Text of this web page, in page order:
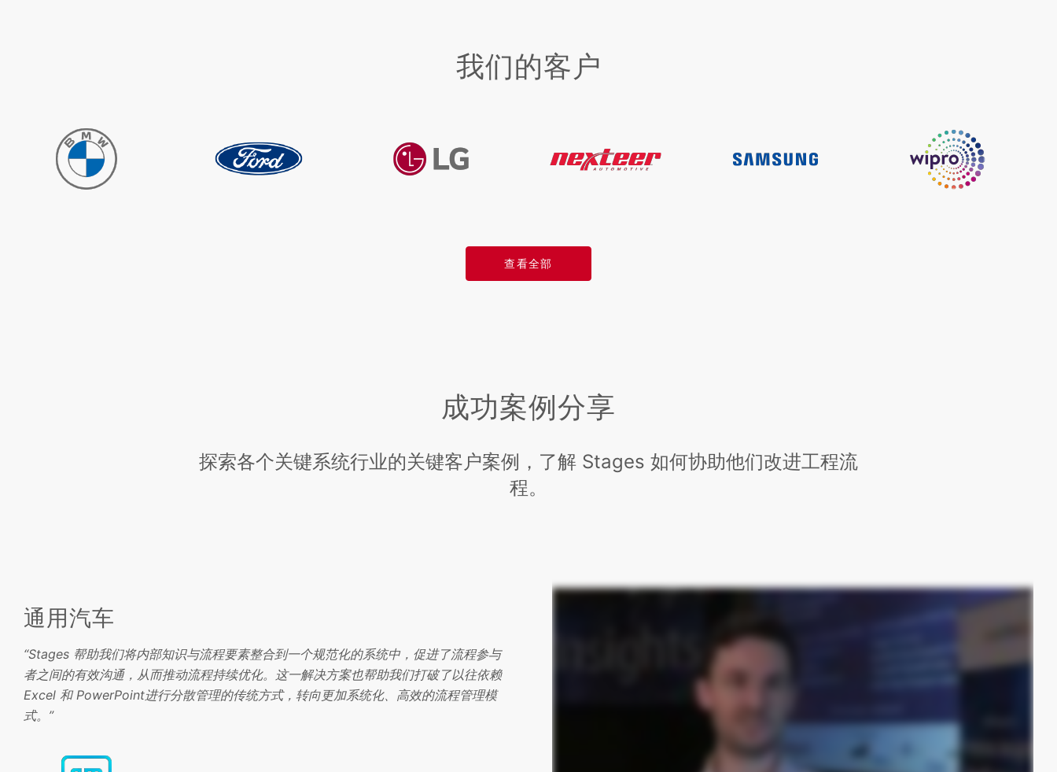
我们的客户
查看全部
成功案例分享
探索各个关键系统行业的关键客户案例，了解 Stages 如何协助他们改进工程流
程。
通用汽车
“Stages 帮助我们将内部知识与流程要素整合到一个规范化的系统中，促进了流程参与
者之间的有效沟通，从而推动流程持续优化。这一解决方案也帮助我们打破了以往依赖
Excel 和 PowerPoint进行分散管理的传统方式，转向更加系统化、高效的流程管理模
式。”